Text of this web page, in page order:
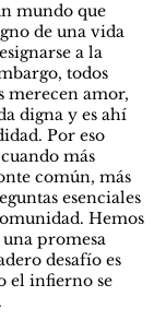
mundo que
de una vida
a la
todos
merecen amor,
digna y es ahí
Por eso
más
común, más
esenciales
Hemos
promesa
desafío es
el infierno se